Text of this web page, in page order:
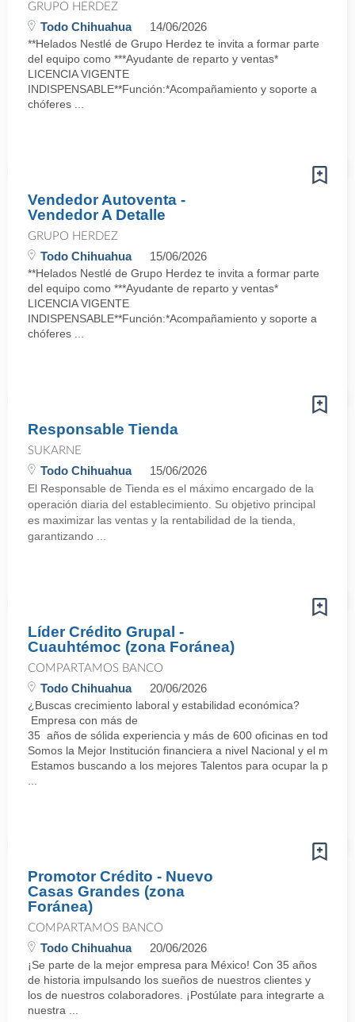
GRUPO HERDEZ
Todo Chihuahua 14/06/2026
**Helados Nestlé de Grupo Herdez te invita a formar parte
del equipo como ***Ayudante de reparto y ventas*
LICENCIA VIGENTE
INDISPENSABLE**Función:*Acompañamiento y soporte a
chóferes ...
Vendedor Autoventa -
Vendedor A Detalle
GRUPO HERDEZ
Todo Chihuahua 15/06/2026
**Helados Nestlé de Grupo Herdez te invita a formar parte
del equipo como ***Ayudante de reparto y ventas*
LICENCIA VIGENTE
INDISPENSABLE**Función:*Acompañamiento y soporte a
chóferes ...
Responsable Tienda
SUKARNE
Todo Chihuahua 15/06/2026
El Responsable de Tienda es el máximo encargado de la
operación diaria del establecimiento. Su objetivo principal
es maximizar las ventas y la rentabilidad de la tienda,
garantizando ...
Líder Crédito Grupal -
Cuauhtémoc (zona Foránea)
COMPARTAMOS BANCO
Todo Chihuahua 20/06/2026
¿Buscas crecimiento laboral y estabilidad económica?
Empresa con más de
35 años de sólida experiencia y más de 600 oficinas en todo el
Somos la Mejor Institución financiera a nivel Nacional y el
Estamos buscando a los mejores Talentos para ocupar la
Promotor Crédito - Nuevo
Casas Grandes (zona
Foránea)
COMPARTAMOS BANCO
Todo Chihuahua 20/06/2026
¡Se parte de la mejor empresa para México! Con 35 años
de historia impulsando los sueños de nuestros clientes y
los de nuestros colaboradores. ¡Postúlate para integrarte a
nuestra ...